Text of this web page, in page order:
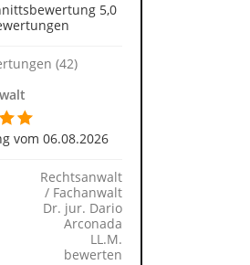
5,0
(42)
vom 06.08.2026
Rechtsanwalt
/ Fachanwalt
Dr. jur. Dario
Arconada
LL.M.
bewerten